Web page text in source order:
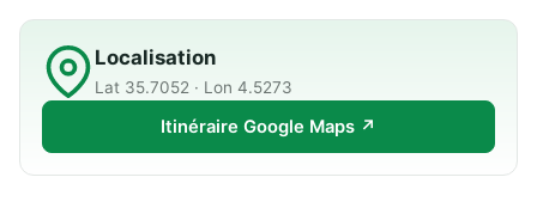
Localisation
Lat 35.7052 · Lon 4.5273
Itinéraire Google Maps ↗